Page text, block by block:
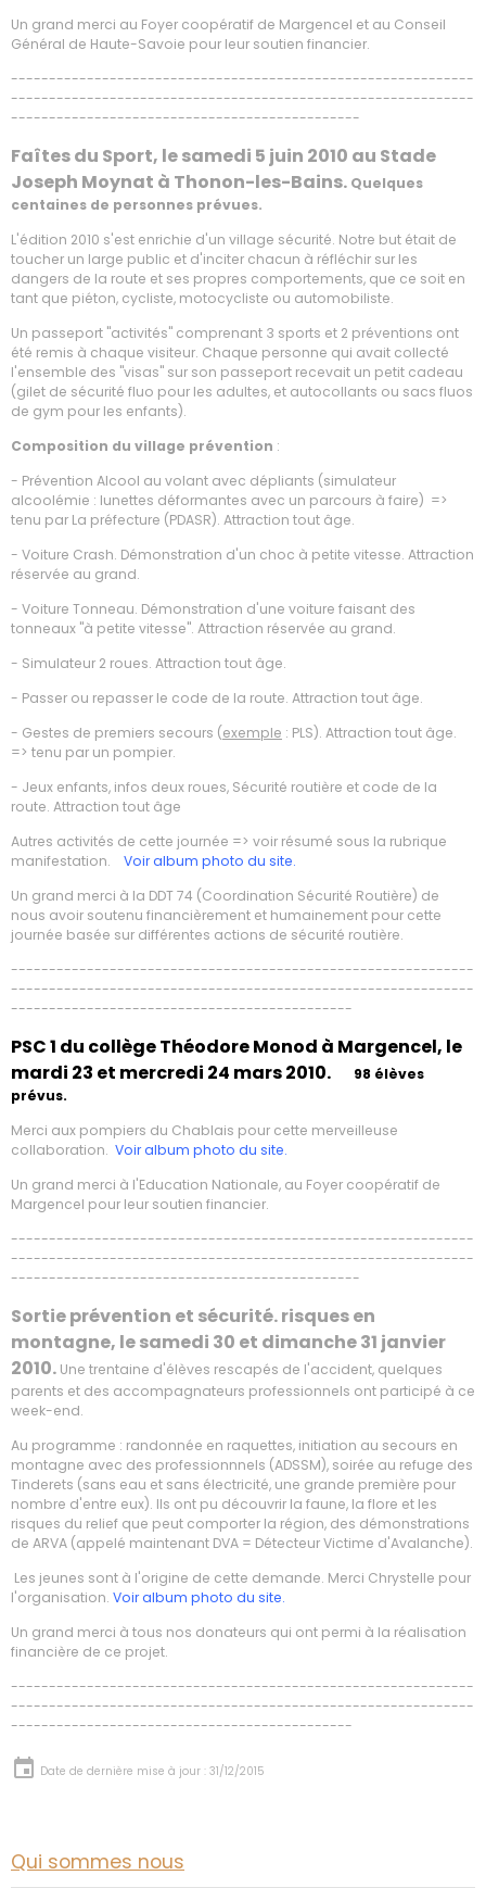
Un grand merci au Foyer coopératif de Margencel et au Conseil
Général de Haute-Savoie pour leur soutien financier.
-------------------------------------------------------------
-------------------------------------------------------------
----------------------------------------------
Faîtes du Sport, le samedi 5 juin 2010 au Stade
Joseph Moynat à Thonon-les-Bains. Quelques
centaines de personnes prévues.
L'édition 2010 s'est enrichie d'un village sécurité. Notre but était de
toucher un large public et d'inciter chacun à réfléchir sur les
dangers de la route et ses propres comportements, que ce soit en
tant que piéton, cycliste, motocycliste ou automobiliste.
Un passeport "activités" comprenant 3 sports et 2 préventions ont
été remis à chaque visiteur. Chaque personne qui avait collecté
l'ensemble des "visas" sur son passeport recevait un petit cadeau
(gilet de sécurité fluo pour les adultes, et autocollants ou sacs fluos
de gym pour les enfants).
Composition du village prévention :
- Prévention Alcool au volant avec dépliants (simulateur
alcoolémie : lunettes déformantes avec un parcours à faire) =>
tenu par La préfecture (PDASR). Attraction tout âge.
- Voiture Crash. Démonstration d'un choc à petite vitesse. Attraction
réservée au grand.
- Voiture Tonneau. Démonstration d'une voiture faisant des
tonneaux "à petite vitesse". Attraction réservée au grand.
- Simulateur 2 roues. Attraction tout âge.
- Passer ou repasser le code de la route. Attraction tout âge.
- Gestes de premiers secours (exemple : PLS). Attraction tout âge.
=> tenu par un pompier.
- Jeux enfants, infos deux roues, Sécurité routière et code de la
route. Attraction tout âge
Autres activités de cette journée => voir résumé sous la rubrique
manifestation. Voir album photo du site.
Un grand merci à la DDT 74 (Coordination Sécurité Routière) de
nous avoir soutenu financièrement et humainement pour cette
journée basée sur différentes actions de sécurité routière.
-------------------------------------------------------------
-------------------------------------------------------------
---------------------------------------------
PSC 1 du collège Théodore Monod à Margencel, le
mardi 23 et mercredi 24 mars 2010. 98 élèves
prévus.
Merci aux pompiers du Chablais pour cette merveilleuse
collaboration. Voir album photo du site.
Un grand merci à l'Education Nationale, au Foyer coopératif de
Margencel pour leur soutien financier.
-------------------------------------------------------------
-------------------------------------------------------------
----------------------------------------------
Sortie prévention et sécurité. risques en
montagne, le samedi 30 et dimanche 31 janvier
2010. Une trentaine d'élèves rescapés de l'accident, quelques
parents et des accompagnateurs professionnels ont participé à ce
week-end.
Au programme : randonnée en raquettes, initiation au secours en
montagne avec des professionnnels (ADSSM), soirée au refuge des
Tinderets (sans eau et sans électricité, une grande première pour
nombre d'entre eux). Ils ont pu découvrir la faune, la flore et les
risques du relief que peut comporter la région, des démonstrations
de ARVA (appelé maintenant DVA = Détecteur Victime d'Avalanche).
Les jeunes sont à l'origine de cette demande. Merci Chrystelle pour
l'organisation. Voir album photo du site.
Un grand merci à tous nos donateurs qui ont permi à la réalisation
financière de ce projet.
-------------------------------------------------------------
-------------------------------------------------------------
---------------------------------------------
Date de dernière mise à jour : 31/12/2015
Qui sommes nous